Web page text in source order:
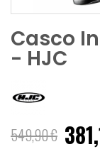
Casco
- HJC
549,90 €